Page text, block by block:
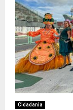
Cidadania